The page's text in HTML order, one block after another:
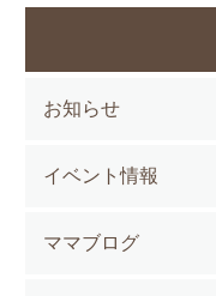
お知らせ
イベント情報
ママブログ